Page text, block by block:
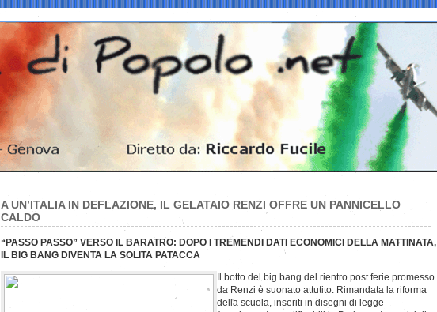
A UN’ITALIA IN DEFLAZIONE, IL GELATAIO RENZI OFFRE UN PANNICELLO
CALDO
“PASSO PASSO” VERSO IL BARATRO: DOPO I TREMENDI DATI ECONOMICI DELLA MATTINATA,
IL BIG BANG DIVENTA LA SOLITA PATACCA
Il botto del big bang del rientro post ferie promesso
da Renzi è suonato attutito. Rimandata la riforma
della scuola, inseriti in disegni di legge